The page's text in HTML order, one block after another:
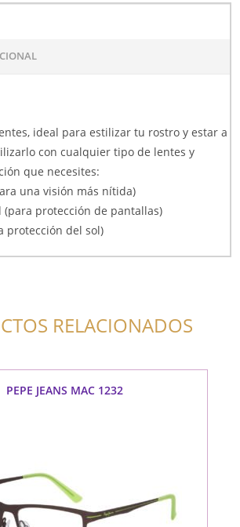
ideal para estilizar tu rostro y estar a
con cualquier tipo de lentes y
que necesites:
una visión más nítida)
(para protección de pantallas)
protección del sol)
RELACIONADOS
PEPE JEANS MAC 1232